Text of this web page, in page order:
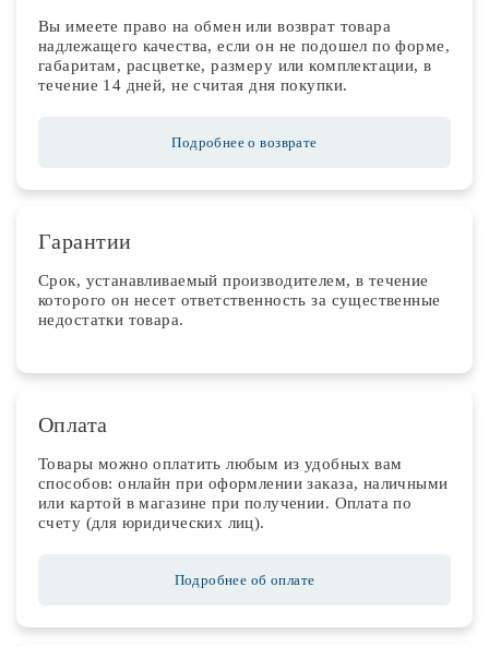
Вы имеете право на обмен или возврат товара
надлежащего качества, если он не подошел по форме,
габаритам, расцветке, размеру или комплектации, в
течение 14 дней, не считая дня покупки.
Подробнее о возврате
Гарантии
Срок, устанавливаемый производителем, в течение
которого он несет ответственность за существенные
недостатки товара.
Оплата
Товары можно оплатить любым из удобных вам
способов: онлайн при оформлении заказа, наличными
или картой в магазине при получении. Оплата по
счету (для юридических лиц).
Подробнее об оплате